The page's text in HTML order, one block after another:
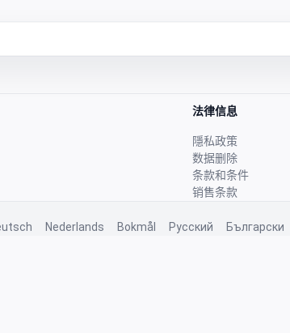
法律信息
隱私政策
数据删除
条款和条件
销售条款
Nederlands Bokmål Русский Български